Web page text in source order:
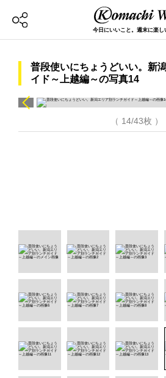
今日にいいこと。週末に楽し
普段使いにちょうどいい。新
イド～上越編～の写真14
（ 14/43枚 ）